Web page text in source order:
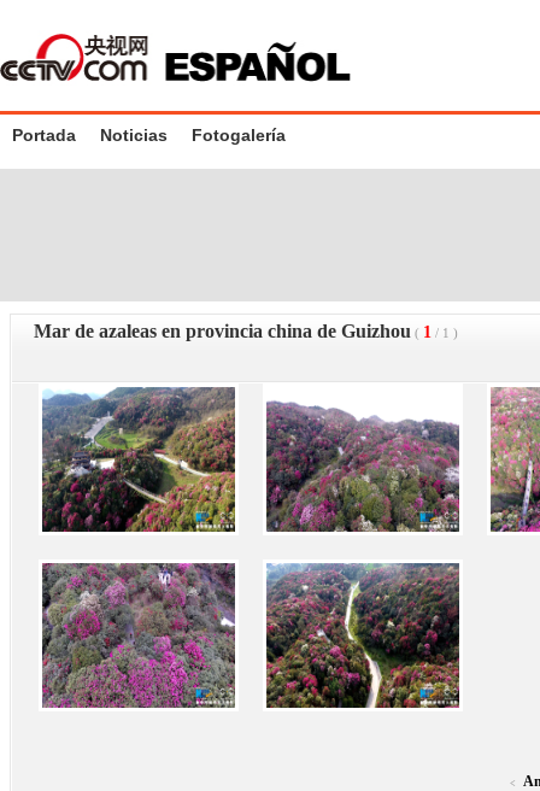
Portada Noticias Fotogalería
Mar de azaleas en provincia china de Guizhou ( 1 / 1 )
<